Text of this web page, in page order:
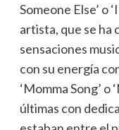
Someone Else’ o
artista, que se ha
sensaciones
con su energía
‘Momma Song’ o
últimas con